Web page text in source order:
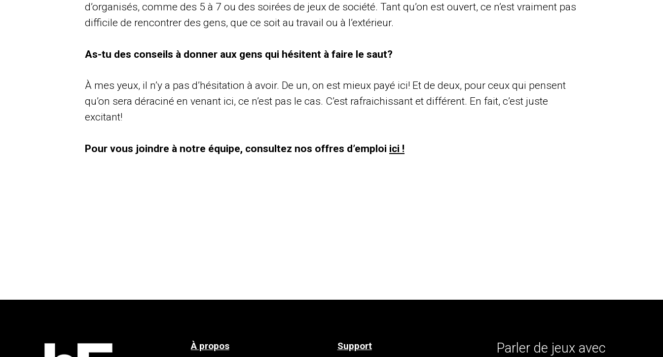
d’organisés, comme des 5 à 7 ou des soirées de jeux de société. Tant qu’on est ouvert, ce n’est vraiment pas
difficile de rencontrer des gens, que ce soit au travail ou à l’extérieur.
As-tu des conseils à donner aux gens qui hésitent à faire le saut?
À mes yeux, il n’y a pas d’hésitation à avoir. De un, on est mieux payé ici! Et de deux, pour ceux qui pensent
qu’on sera déraciné en venant ici, ce n’est pas le cas. C’est rafraichissant et différent. En fait, c’est juste
excitant!
Pour vous joindre à notre équipe, consultez nos offres d’emploi ici !
À propos Support Parler de jeux avec